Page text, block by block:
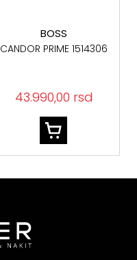
BOSS
CANDOR PRIME 1514306
43.990,00 rsd